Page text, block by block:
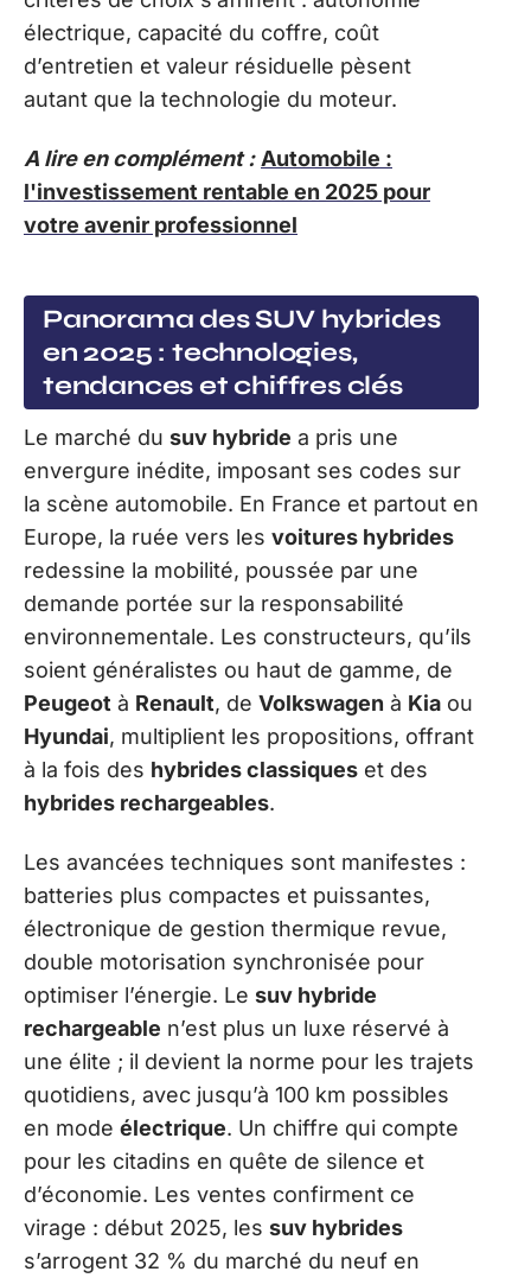
électrique, capacité du coffre, coût
d’entretien et valeur résiduelle pèsent
autant que la technologie du moteur.
A lire en complément : Automobile :
l'investissement rentable en 2025 pour
votre avenir professionnel
Panorama des SUV hybrides
en 2025 : technologies,
tendances et chiffres clés
Le marché du suv hybride a pris une
envergure inédite, imposant ses codes sur
la scène automobile. En France et partout en
Europe, la ruée vers les voitures hybrides
redessine la mobilité, poussée par une
demande portée sur la responsabilité
environnementale. Les constructeurs, qu’ils
soient généralistes ou haut de gamme, de
Peugeot à Renault, de Volkswagen à Kia ou
Hyundai, multiplient les propositions, offrant
à la fois des hybrides classiques et des
hybrides rechargeables.
Les avancées techniques sont manifestes :
batteries plus compactes et puissantes,
électronique de gestion thermique revue,
double motorisation synchronisée pour
optimiser l’énergie. Le suv hybride
rechargeable n’est plus un luxe réservé à
une élite ; il devient la norme pour les trajets
quotidiens, avec jusqu’à 100 km possibles
en mode électrique. Un chiffre qui compte
pour les citadins en quête de silence et
d’économie. Les ventes confirment ce
virage : début 2025, les suv hybrides
s’arrogent 32 % du marché du neuf en